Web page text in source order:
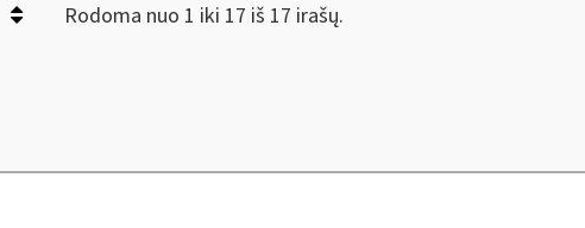
Rodoma nuo 1 iki 17 iš 17 irašų.